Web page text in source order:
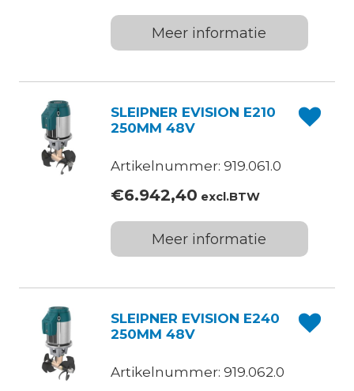
Meer informatie
SLEIPNER EVISION E210
250MM 48V
Artikelnummer: 919.061.0
€6.942,40 excl.BTW
Meer informatie
SLEIPNER EVISION E240
250MM 48V
Artikelnummer: 919.062.0